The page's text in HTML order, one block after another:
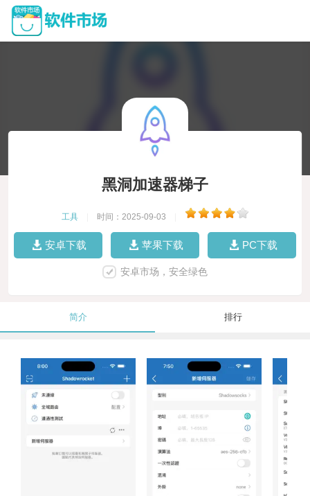
黑洞加速器梯子
工具 时间：2025-09-03
安卓下载 苹果下载 PC下载
安卓市场，安全绿色
简介 排行